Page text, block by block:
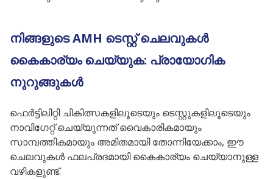
നിങ്ങളുടെ AMH ടെസ്റ്റ് ചെലവുകൾ
കൈകാര്യം ചെയ്യുക: പ്രായോഗിക
നുറുങ്ങുകൾ
ഫെർട്ടിലിറ്റി ചികിത്സകളിലൂടെയും ടെസ്റ്റുകളിലൂടെയും
നാവിഗേറ്റ് ചെയ്യുന്നത് വൈകാരികമായും
സാമ്പത്തികമായും അമിതമായി തോന്നിയേക്കാം, ഈ
ചെലവുകൾ ഫലപ്രദമായി കൈകാര്യം ചെയ്യാനുള്ള
വഴികളുണ്ട്.